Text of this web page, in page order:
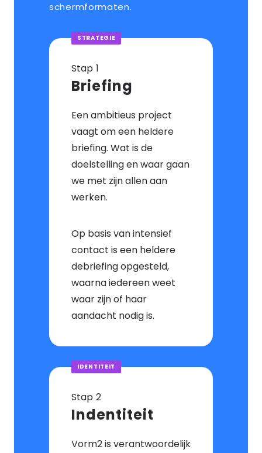
schermformaten.
Stap
Briefing
STRATEGIE
Een ambitieus project
vaagt om een heldere
briefing. Wat is de
doelstelling en waar gaan
we met zijn allen aan
werken.
Op basis van intensief
contact is een heldere
debriefing opgesteld,
waarna iedereen weet
waar zijn of haar
aandacht nodig is.
Stap
Indentiteit
IDENTITEIT
Vorm2 is verantwoordelijk